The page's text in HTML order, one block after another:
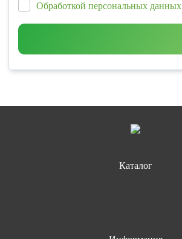
Обработкой персональных данных
Каталог